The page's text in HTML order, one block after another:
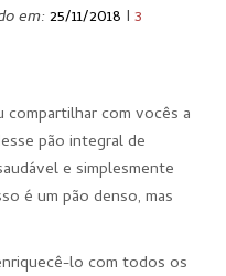
em:25/11/2018 I 3
compartilhar com vocês a
pão integral de
e simplesmente
é um pão denso, mas
lo com todos os